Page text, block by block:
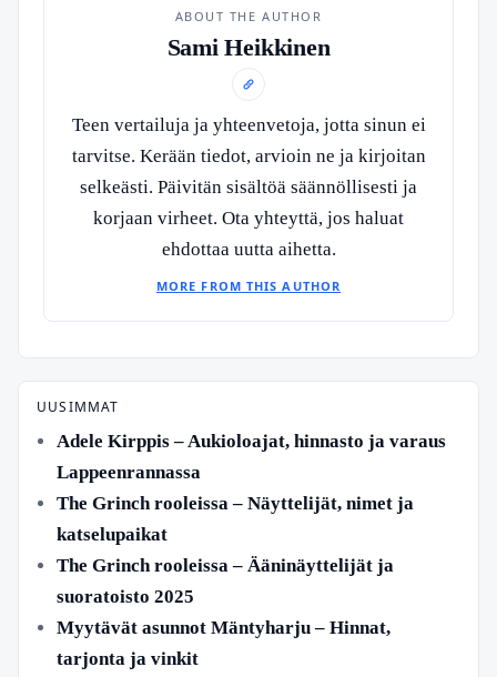
ABOUT THE AUTHOR
Sami Heikkinen
Teen vertailuja ja yhteenvetoja, jotta sinun ei
tarvitse. Kerään tiedot, arvioin ne ja kirjoitan
selkeästi. Päivitän sisältöä säännöllisesti ja
korjaan virheet. Ota yhteyttä, jos haluat
ehdottaa uutta aihetta.
MORE FROM THIS AUTHOR
UUSIMMAT
Adele Kirppis – Aukioloajat, hinnasto ja varaus
Lappeenrannassa
The Grinch rooleissa – Näyttelijät, nimet ja
katselupaikat
The Grinch rooleissa – Ääninäyttelijät ja
suoratoisto 2025
Myytävät asunnot Mäntyharju – Hinnat,
tarjonta ja vinkit